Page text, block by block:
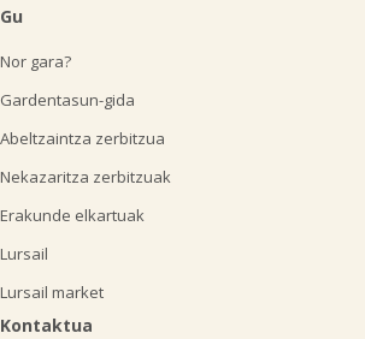
Gu
Nor gara?
Gardentasun-gida
Abeltzaintza zerbitzua
Nekazaritza zerbitzuak
Erakunde elkartuak
Lursail
Lursail market
Kontaktua